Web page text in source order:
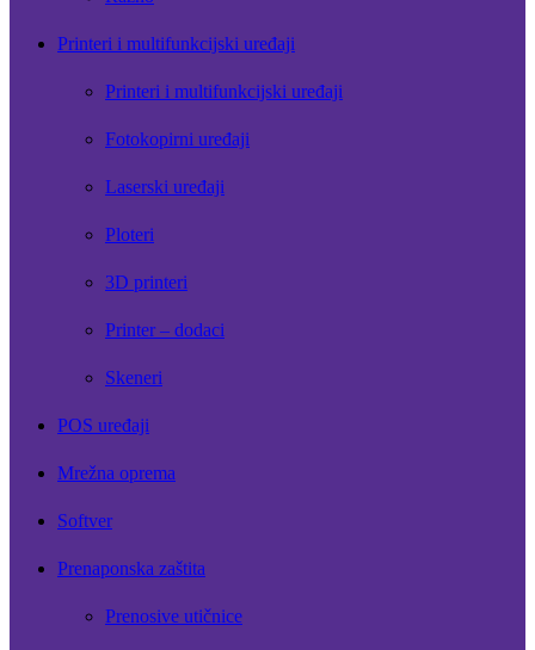
Printeri i multifunkcijski uređaji
Printeri i multifunkcijski uređaji
Fotokopirni uređaji
Laserski uređaji
Ploteri
3D printeri
Printer – dodaci
Skeneri
POS uređaji
Mrežna oprema
Softver
Prenaponska zaštita
Prenosive utičnice